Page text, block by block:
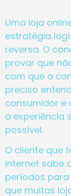
Uma loja
estratégia
reversa. O
provar que
com que a
preciso
consumidor e
a experiência
possível.
O cliente que
internet sabe
períodos
que muitas